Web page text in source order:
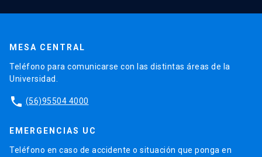
MESA CENTRAL
Teléfono para comunicarse con las distintas áreas de la
Universidad.
phone (56)95504 4000
EMERGENCIAS UC
Teléfono en caso de accidente o situación que ponga en